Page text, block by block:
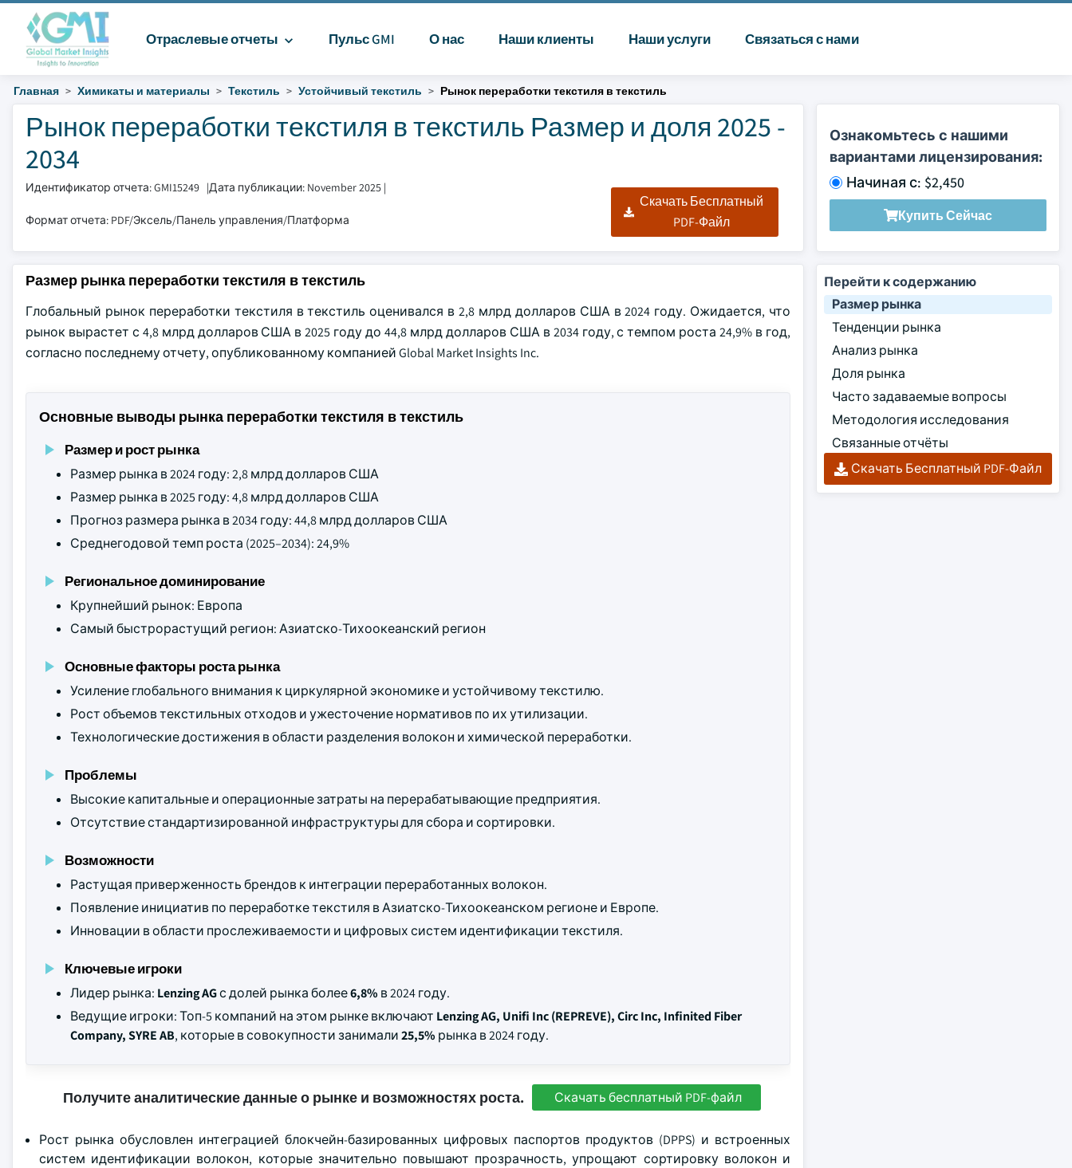
Отраслевые отчеты Пульс GMI О нас Наши клиенты Наши услуги Связаться с нами
Главная Химикаты и материалы Текстиль Устойчивый текстиль Рынок переработки текстиля в текстиль
Рынок переработки текстиля в текстиль Размер и доля 2025 -
2034
Идентификатор отчета: GMI15249 |Дата публикации: November 2025 |
Формат отчета: PDF/Эксель/Панель управления/Платформа
Скачать Бесплатный
PDF-Файл
Ознакомьтесь с нашими
вариантами лицензирования:
Начиная с: $2,450
Купить Сейчас
Размер рынка переработки текстиля в текстиль
Глобальный рынок переработки текстиля в текстиль оценивался в 2,8 млрд долларов США в 2024 году. Ожидается, что
рынок вырастет с 4,8 млрд долларов США в 2025 году до 44,8 млрд долларов США в 2034 году, с темпом роста 24,9% в год,
согласно последнему отчету, опубликованному компанией Global Market Insights Inc.
Основные выводы рынка переработки текстиля в текстиль
Размер и рост рынка
Размер рынка в 2024 году: 2,8 млрд долларов США
Размер рынка в 2025 году: 4,8 млрд долларов США
Прогноз размера рынка в 2034 году: 44,8 млрд долларов США
Среднегодовой темп роста (2025–2034): 24,9%
Региональное доминирование
Крупнейший рынок: Европа
Самый быстрорастущий регион: Азиатско-Тихоокеанский регион
Основные факторы роста рынка
Усиление глобального внимания к циркулярной экономике и устойчивому текстилю.
Рост объемов текстильных отходов и ужесточение нормативов по их утилизации.
Технологические достижения в области разделения волокон и химической переработки.
Проблемы
Высокие капитальные и операционные затраты на перерабатывающие предприятия.
Отсутствие стандартизированной инфраструктуры для сбора и сортировки.
Возможности
Растущая приверженность брендов к интеграции переработанных волокон.
Появление инициатив по переработке текстиля в Азиатско-Тихоокеанском регионе и Европе.
Инновации в области прослеживаемости и цифровых систем идентификации текстиля.
Ключевые игроки
Лидер рынка: Lenzing AGс долей рынка более6,8% в 2024 году.
Ведущие игроки: Топ-5 компаний на этом рынке включают Lenzing AG, Unifi Inc (REPREVE), Circ Inc, Infinited Fiber
Company, SYRE AB, которые в совокупности занимали25,5% рынка в 2024 году.
Получите аналитические данные о рынке и возможностях роста. Скачать бесплатный PDF-файл
Рост рынка обусловлен интеграцией блокчейн-базированных цифровых паспортов продуктов (DPPS) и встроенных
систем идентификации волокон, которые значительно повышают прозрачность, упрощают сортировку волокон и
Перейти к содержанию
Размер рынка
Тенденции рынка
Анализ рынка
Доля рынка
Часто задаваемые вопросы
Методология исследования
Связанные отчёты
Скачать Бесплатный PDF-Файл